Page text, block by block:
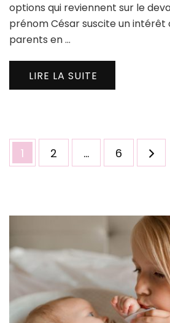
options qui reviennent sur le
prénom César suscite un intérêt
parents en …
LIRE LA SUITE
Pagination
des
Page
1 Page
2 … Page
6